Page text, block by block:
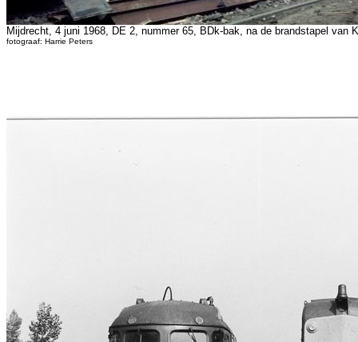
Mijdrecht, 4 juni 1968, DE 2, nummer 65, BDk-bak, na de brandstapel van
fotograaf: Harrie Peters